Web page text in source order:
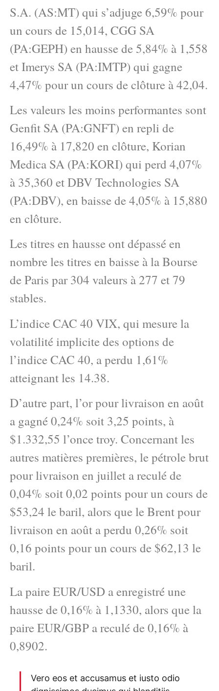
S.A. (AS:MT) qui s’adjuge 6,59% pour
un cours de 15,014, CGG SA
(PA:GEPH) en hausse de 5,84% à 1,558
et Imerys SA (PA:IMTP) qui gagne
4,47% pour un cours de clôture à 42,04.
Les valeurs les moins performantes sont
Genfit SA (PA:GNFT) en repli de
16,49% à 17,820 en clôture, Korian
Medica SA (PA:KORI) qui perd 4,07%
à 35,360 et DBV Technologies SA
(PA:DBV), en baisse de 4,05% à 15,880
en clôture.
Les titres en hausse ont dépassé en
nombre les titres en baisse à la Bourse
de Paris par 304 valeurs à 277 et 79
stables.
L’indice CAC 40 VIX, qui mesure la
volatilité implicite des options de
l’indice CAC 40, a perdu 1,61%
atteignant les 14.38.
D’autre part, l’or pour livraison en août
a gagné 0,24% soit 3,25 points, à
$1.332,55 l’once troy. Concernant les
autres matières premières, le pétrole brut
pour livraison en juillet a reculé de
0,04% soit 0,02 points pour un cours de
$53,24 le baril, alors que le Brent pour
livraison en août a perdu 0,26% soit
0,16 points pour un cours de $62,13 le
baril.
La paire EUR/USD a enregistré une
hausse de 0,16% à 1,1330, alors que la
paire EUR/GBP a reculé de 0,16% à
0,8902.
Vero eos et accusamus et iusto odio